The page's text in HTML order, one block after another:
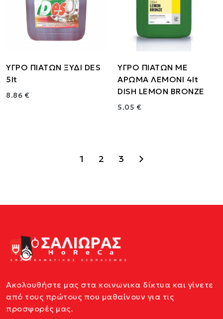
ΥΓΡΟ ΠΙΑΤΩΝ ΞΥΔΙ DES
5lt
8.86 €
ΥΓΡΟ ΠΙΑΤΩΝ ΜΕ
ΑΡΩΜΑ ΛΕΜΟΝΙ 4lt
DISH LEMON BRONZE
5.05 €
1 2 3
Ακολουθήστε μας στα κοινωνικα δίκτυα και γίνετε
από τους πρώτους που μαθαίνουν για τις
προσφορές μας.